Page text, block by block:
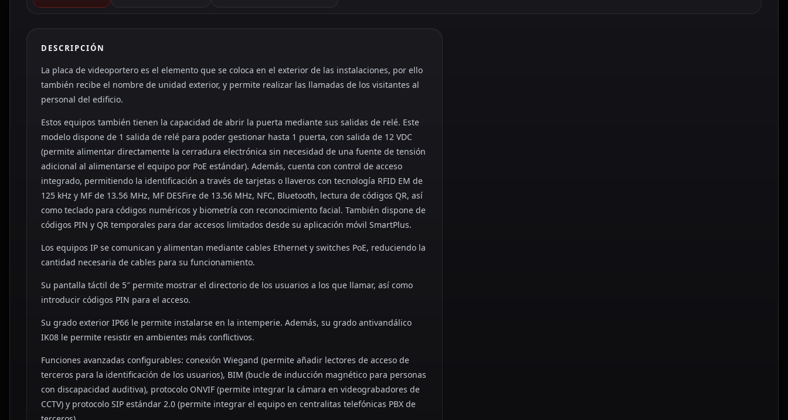
DESCRIPCIÓN
La placa de videoportero es el elemento que se coloca en el exterior de las instalaciones, por ello
también recibe el nombre de unidad exterior, y permite realizar las llamadas de los visitantes al
personal del edificio.
Estos equipos también tienen la capacidad de abrir la puerta mediante sus salidas de relé. Este
modelo dispone de 1 salida de relé para poder gestionar hasta 1 puerta, con salida de 12 VDC
(permite alimentar directamente la cerradura electrónica sin necesidad de una fuente de tensión
adicional al alimentarse el equipo por PoE estándar). Además, cuenta con control de acceso
integrado, permitiendo la identificación a través de tarjetas o llaveros con tecnología RFID EM de
125 kHz y MF de 13.56 MHz, MF DESFire de 13.56 MHz, NFC, Bluetooth, lectura de códigos QR, así
como teclado para códigos numéricos y biometría con reconocimiento facial. También dispone de
códigos PIN y QR temporales para dar accesos limitados desde su aplicación móvil SmartPlus.
Los equipos IP se comunican y alimentan mediante cables Ethernet y switches PoE, reduciendo la
cantidad necesaria de cables para su funcionamiento.
Su pantalla táctil de 5″ permite mostrar el directorio de los usuarios a los que llamar, así como
introducir códigos PIN para el acceso.
Su grado exterior IP66 le permite instalarse en la intemperie. Además, su grado antivandálico
IK08 le permite resistir en ambientes más conflictivos.
Funciones avanzadas configurables: conexión Wiegand (permite añadir lectores de acceso de
terceros para la identificación de los usuarios), BIM (bucle de inducción magnético para personas
con discapacidad auditiva), protocolo ONVIF (permite integrar la cámara en videograbadores de
CCTV) y protocolo SIP estándar 2.0 (permite integrar el equipo en centralitas telefónicas PBX de